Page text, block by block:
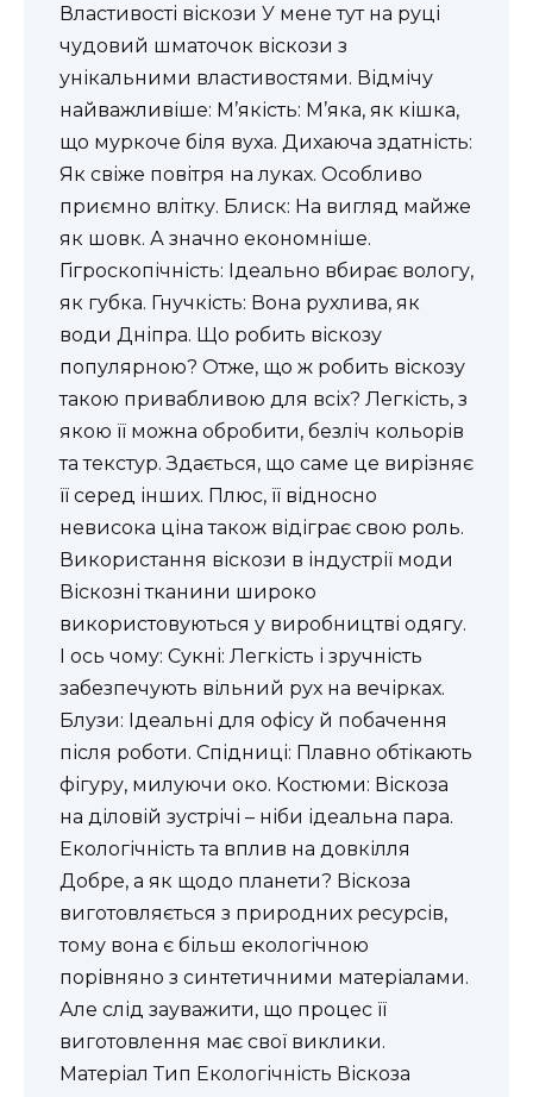
Властивості віскози У мене тут на руці
чудовий шматочок віскози з
унікальними властивостями. Відмічу
найважливіше: М’якість: М’яка, як кішка,
що муркоче біля вуха. Дихаюча здатність:
Як свіже повітря на луках. Особливо
приємно влітку. Блиск: На вигляд майже
як шовк. А значно економніше.
Гігроскопічність: Ідеально вбирає вологу,
як губка. Гнучкість: Вона рухлива, як
води Дніпра. Що робить віскозу
популярною? Отже, що ж робить віскозу
такою привабливою для всіх? Легкість, з
якою її можна обробити, безліч кольорів
та текстур. Здається, що саме це вирізняє
її серед інших. Плюс, її відносно
невисока ціна також відіграє свою роль.
Використання віскози в індустрії моди
Віскозні тканини широко
використовуються у виробництві одягу.
І ось чому: Сукні: Легкість і зручність
забезпечують вільний рух на вечірках.
Блузи: Ідеальні для офісу й побачення
після роботи. Спідниці: Плавно обтікають
фігуру, милуючи око. Костюми: Віскоза
на діловій зустрічі – ніби ідеальна пара.
Екологічність та вплив на довкілля
Добре, а як щодо планети? Віскоза
виготовляється з природних ресурсів,
тому вона є більш екологічною
порівняно з синтетичними матеріалами.
Але слід зауважити, що процес її
виготовлення має свої виклики.
Матеріал Тип Екологічність Віскоза